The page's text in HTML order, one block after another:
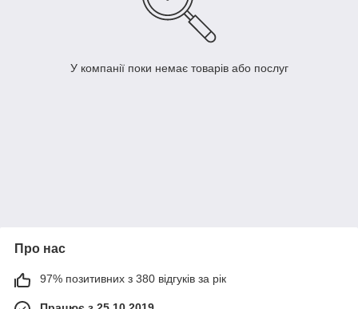
У компанії поки немає товарів або послуг
Про нас
97% позитивних з 380 відгуків за рік